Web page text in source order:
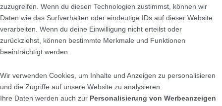
zuzugreifen. Wenn du diesen Technologien zustimmst, können wir
Daten wie das Surfverhalten oder eindeutige IDs auf dieser Website
verarbeiten. Wenn du deine Einwilligung nicht erteilst oder
zurückziehst, können bestimmte Merkmale und Funktionen
beeinträchtigt werden.
Wir verwenden Cookies, um Inhalte und Anzeigen zu personalisieren
und die Zugriffe auf unsere Website zu analysieren.
Ihre Daten werden auch zur Personalisierung von Werbeanzeigen